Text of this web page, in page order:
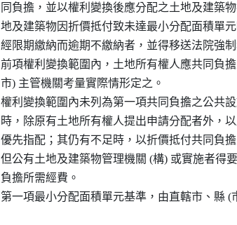
同負擔，並以權利變換後應分配之土地及建築
地及建築物因折價抵付致未達最小分配面積單
經限期繳納而逾期不繳納者，並得移送法院強制
前項權利變換範圍內，土地所有權人應共同負
市) 主管機關考量實際情形定之。
權利變換範圍內未列為第一項共同負擔之公共
時，除原有土地所有權人提出申請分配者外，
優先指配；其仍有不足時，以折價抵付共同負
但公有土地及建築物管理機關 (構) 或實施者得
負擔所需經費。
第一項最小分配面積單元基準，由直轄市、縣 (